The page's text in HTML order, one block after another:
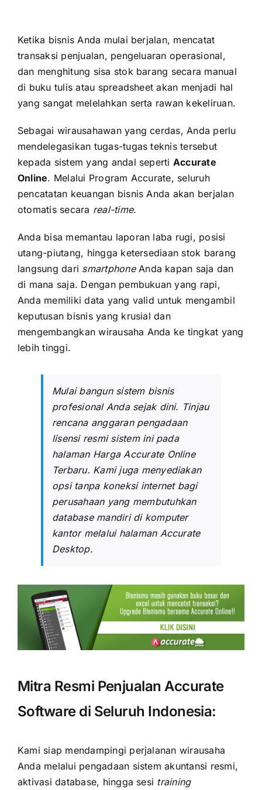
Ketika bisnis Anda mulai berjalan, mencatat
transaksi penjualan, pengeluaran operasional,
dan menghitung sisa stok barang secara manual
di buku tulis atau spreadsheet akan menjadi hal
yang sangat melelahkan serta rawan kekeliruan.
Sebagai wirausahawan yang cerdas, Anda perlu
mendelegasikan tugas-tugas teknis tersebut
kepada sistem yang andal seperti Accurate
Online. Melalui Program Accurate, seluruh
pencatatan keuangan bisnis Anda akan berjalan
otomatis secara real-time.
Anda bisa memantau laporan laba rugi, posisi
utang-piutang, hingga ketersediaan stok barang
langsung dari smartphoneAnda kapan saja dan
di mana saja. Dengan pembukuan yang rapi,
Anda memiliki data yang valid untuk mengambil
keputusan bisnis yang krusial dan
mengembangkan wirausaha Anda ke tingkat yang
lebih tinggi.
Mulai bangun sistem bisnis
profesional Anda sejak dini. Tinjau
rencana anggaran pengadaan
lisensi resmi sistem ini pada
halaman Harga Accurate Online
Terbaru. Kami juga menyediakan
opsi tanpa koneksi internet bagi
perusahaan yang membutuhkan
database mandiri di komputer
kantor melalui halaman Accurate
Desktop.
Mitra Resmi Penjualan Accurate
Software di Seluruh Indonesia:
Kami siap mendampingi perjalanan wirausaha
Anda melalui pengadaan sistem akuntansi resmi,
aktivasi database, hingga sesi training